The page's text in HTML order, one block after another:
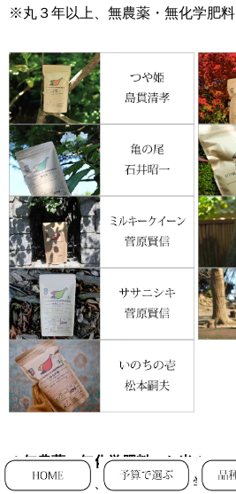
※丸３年以上、無農薬・無化学肥料
＊無農薬・無化学肥料のお米＊
※栽培期間中、無農薬・無化学肥料